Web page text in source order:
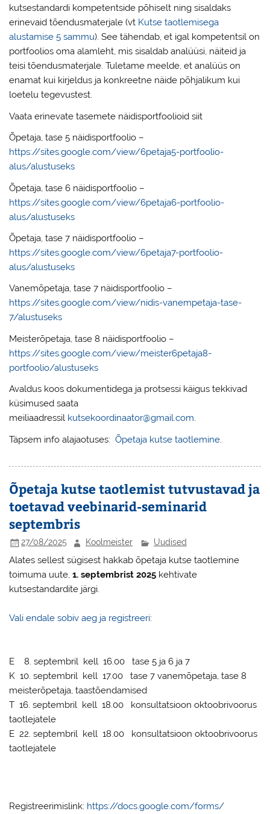
kutsestandardi kompetentside põhiselt ning sisaldaks
erinevaid tõendusmaterjale (vt Kutse taotlemisega
alustamise 5 sammu). See tähendab, et igal kompetentsil on
portfoolios oma alamleht, mis sisaldab analüüsi, näiteid ja
teisi tõendusmaterjale. Tuletame meelde, et analüüs on
enamat kui kirjeldus ja konkreetne näide põhjalikum kui
loetelu tegevustest.
Vaata erinevate tasemete näidisportfoolioid siit
Õpetaja, tase 5 näidisportfoolio –
https://sites.google.com/view/6petaja5-portfoolio-
alus/alustuseks
Õpetaja, tase 6 näidisportfoolio –
https://sites.google.com/view/6petaja6-portfoolio-
alus/alustuseks
Õpetaja, tase 7 näidisportfoolio –
https://sites.google.com/view/6petaja7-portfoolio-
alus/alustuseks
Vanemõpetaja, tase 7 näidisportfoolio –
https://sites.google.com/view/nidis-vanempetaja-tase-
7/alustuseks
Meisterõpetaja, tase 8 näidisportfoolio –
https://sites.google.com/view/meister6petaja8-
portfoolio/alustuseks
Avaldus koos dokumentidega ja protsessi käigus tekkivad
küsimused saata
meiliaadressil kutsekoordinaator@gmail.com.
Täpsem info alajaotuses:Õpetaja kutse taotlemine
Õpetaja kutse taotlemist tutvustavad ja
toetavad veebinarid-seminarid
septembris
27/08/2025 Koolmeister Uudised
Alates sellest sügisest hakkab õpetaja kutse taotlemine
toimuma uute,1. septembrist 2025 kehtivate
kutsestandardite järgi.
Vali endale sobiv aeg ja registreeri:
E 8. septembril kell 16.00 tase 5 ja 6 ja 7
K 10. septembril kell 17.00 tase 7 vanemõpetaja, tase 8
meisterõpetaja, taastõendamised
T 16. septembril kell 18.00 konsultatsioon oktoobrivoorus
taotlejatele
E 22. septembril kell 18.00 konsultatsioon oktoobrivoorus
taotlejatele
Registreerimislink: https://docs.google.com/forms/